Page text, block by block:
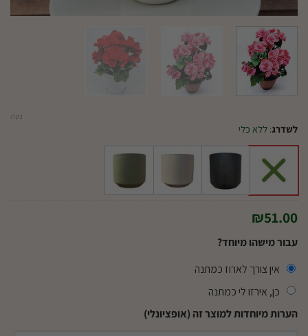
לשדרג: ללא כלי
נקה
₪51.00
עבור מישהו מיוחד?
אין צורך לארוז כמתנה
כן, אירזו לי כמתנה
הערות מיוחדות למוצר זה (אופציונלי)